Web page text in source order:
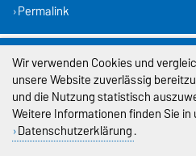
Permalink
Cookie-
Wir verwenden Cookies und
unsere Website zuverlässig
und die Nutzung statistisch
Weitere Informationen finden Sie in
Datenschutzerklärung.